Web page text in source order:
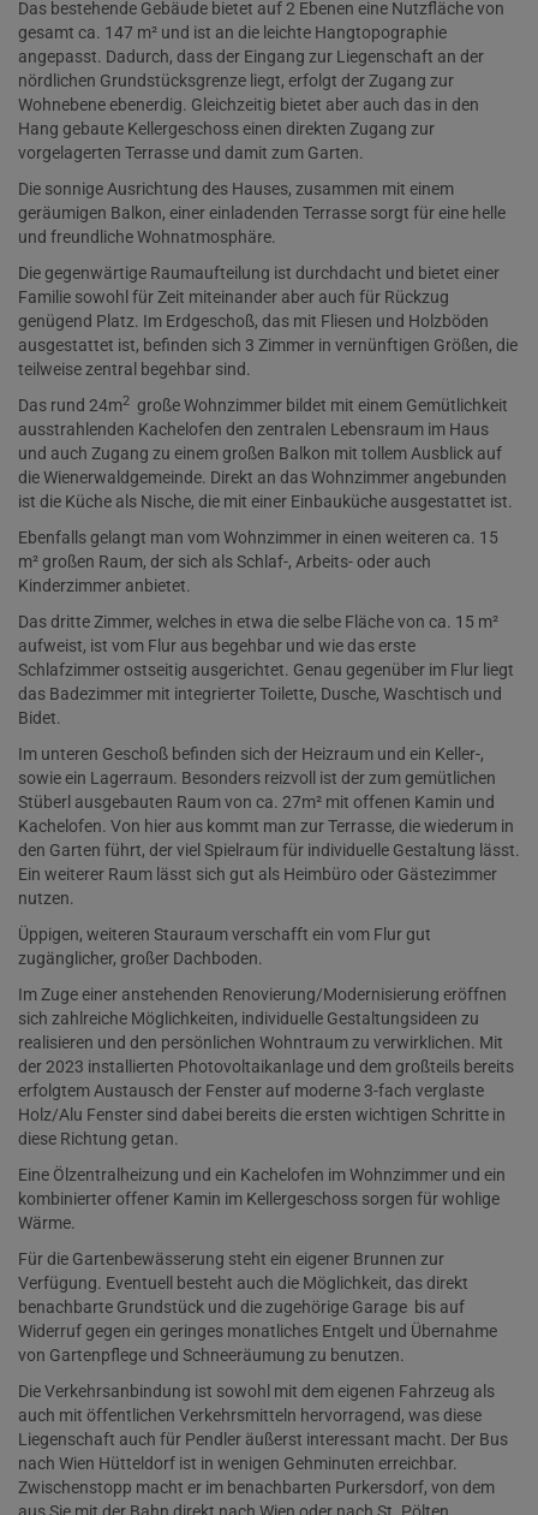
Das bestehende Gebäude bietet auf 2 Ebenen eine Nutzfläche von
gesamt ca. 147 m² und ist an die leichte Hangtopographie
angepasst. Dadurch, dass der Eingang zur Liegenschaft an der
nördlichen Grundstücksgrenze liegt, erfolgt der Zugang zur
Wohnebene ebenerdig. Gleichzeitig bietet aber auch das in den
Hang gebaute Kellergeschoss einen direkten Zugang zur
vorgelagerten Terrasse und damit zum Garten.
Die sonnige Ausrichtung des Hauses, zusammen mit einem
geräumigen Balkon, einer einladenden Terrasse sorgt für eine helle
und freundliche Wohnatmosphäre.
Die gegenwärtige Raumaufteilung ist durchdacht und bietet einer
Familie sowohl für Zeit miteinander aber auch für Rückzug
genügend Platz. Im Erdgeschoß, das mit Fliesen und Holzböden
ausgestattet ist, befinden sich 3 Zimmer in vernünftigen Größen, die
teilweise zentral begehbar sind.
Das rund 24m2 große Wohnzimmer bildet mit einem Gemütlichkeit
ausstrahlenden Kachelofen den zentralen Lebensraum im Haus
und auch Zugang zu einem großen Balkon mit tollem Ausblick auf
die Wienerwaldgemeinde. Direkt an das Wohnzimmer angebunden
ist die Küche als Nische, die mit einer Einbauküche ausgestattet ist.
Ebenfalls gelangt man vom Wohnzimmer in einen weiteren ca. 15
m² großen Raum, der sich als Schlaf-, Arbeits- oder auch
Kinderzimmer anbietet.
Das dritte Zimmer, welches in etwa die selbe Fläche von ca. 15 m²
aufweist, ist vom Flur aus begehbar und wie das erste
Schlafzimmer ostseitig ausgerichtet. Genau gegenüber im Flur liegt
das Badezimmer mit integrierter Toilette, Dusche, Waschtisch und
Bidet.
Im unteren Geschoß befinden sich der Heizraum und ein Keller-,
sowie ein Lagerraum. Besonders reizvoll ist der zum gemütlichen
Stüberl ausgebauten Raum von ca. 27m² mit offenen Kamin und
Kachelofen. Von hier aus kommt man zur Terrasse, die wiederum in
den Garten führt, der viel Spielraum für individuelle Gestaltung lässt.
Ein weiterer Raum lässt sich gut als Heimbüro oder Gästezimmer
nutzen.
Üppigen, weiteren Stauraum verschafft ein vom Flur gut
zugänglicher, großer Dachboden.
Im Zuge einer anstehenden Renovierung/Modernisierung eröffnen
sich zahlreiche Möglichkeiten, individuelle Gestaltungsideen zu
realisieren und den persönlichen Wohntraum zu verwirklichen. Mit
der 2023 installierten Photovoltaikanlage und dem großteils bereits
erfolgtem Austausch der Fenster auf moderne 3-fach verglaste
Holz/Alu Fenster sind dabei bereits die ersten wichtigen Schritte in
diese Richtung getan.
Eine Ölzentralheizung und ein Kachelofen im Wohnzimmer und ein
kombinierter offener Kamin im Kellergeschoss sorgen für wohlige
Wärme.
Für die Gartenbewässerung steht ein eigener Brunnen zur
Verfügung. Eventuell besteht auch die Möglichkeit, das direkt
benachbarte Grundstück und die zugehörige Garage bis auf
Widerruf gegen ein geringes monatliches Entgelt und Übernahme
von Gartenpflege und Schneeräumung zu benutzen.
Die Verkehrsanbindung ist sowohl mit dem eigenen Fahrzeug als
auch mit öffentlichen Verkehrsmitteln hervorragend, was diese
Liegenschaft auch für Pendler äußerst interessant macht. Der Bus
nach Wien Hütteldorf ist in wenigen Gehminuten erreichbar.
Zwischenstopp macht er im benachbarten Purkersdorf, von dem